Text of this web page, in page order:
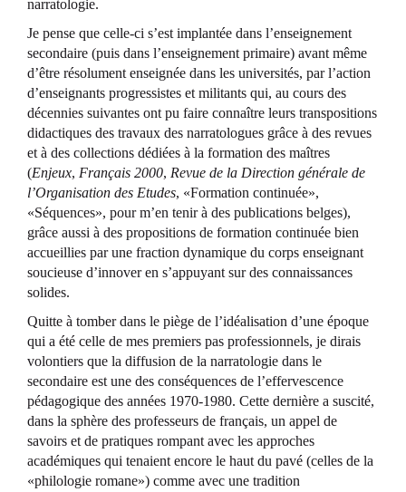
narratologie.
Je pense que celle-ci s’est implantée dans l’enseignement
secondaire (puis dans l’enseignement primaire) avant même
d’être résolument enseignée dans les universités, par l’action
d’enseignants progressistes et militants qui, au cours des
décennies suivantes ont pu faire connaître leurs transpositions
didactiques des travaux des narratologues grâce à des revues
et à des collections dédiées à la formation des maîtres
(Enjeux, Français 2000, Revue de la Direction générale de
l’Organisation des Etudes, «Formation continuée»,
«Séquences», pour m’en tenir à des publications belges),
grâce aussi à des propositions de formation continuée bien
accueillies par une fraction dynamique du corps enseignant
soucieuse d’innover en s’appuyant sur des connaissances
solides.
Quitte à tomber dans le piège de l’idéalisation d’une époque
qui a été celle de mes premiers pas professionnels, je dirais
volontiers que la diffusion de la narratologie dans le
secondaire est une des conséquences de l’effervescence
pédagogique des années 1970-1980. Cette dernière a suscité,
dans la sphère des professeurs de français, un appel de
savoirs et de pratiques rompant avec les approches
académiques qui tenaient encore le haut du pavé (celles de la
«philologie romane») comme avec une tradition